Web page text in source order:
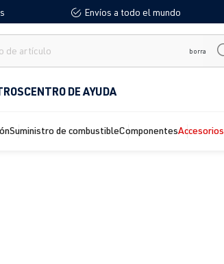
Envíos a todo el mundo
borra
CENTRO DE AYUDA
Suministro de combustibleComponentesAccesorios